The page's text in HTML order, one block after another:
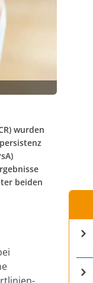
wurden
beiden